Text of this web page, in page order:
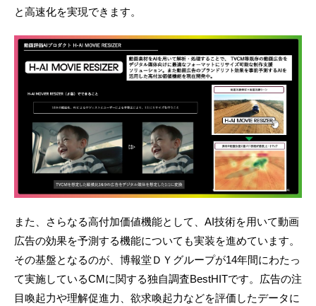
と高速化を実現できます。
また、さらなる高付加価値機能として、AI技術を用いて動画
広告の効果を予測する機能についても実装を進めています。
その基盤となるのが、博報堂ＤＹグループが14年間にわたっ
て実施しているCMに関する独自調査BestHITです。広告の注
目喚起力や理解促進力、欲求喚起力などを評価したデータに